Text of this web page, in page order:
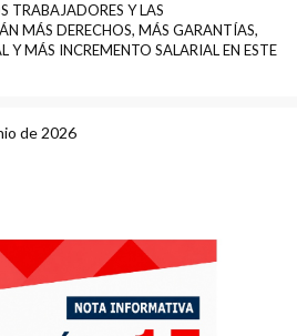
TRABAJADORES Y LAS
MÁS DERECHOS, MÁS GARANTÍAS,
Y MÁS INCREMENTO SALARIAL EN ESTE
de 2026